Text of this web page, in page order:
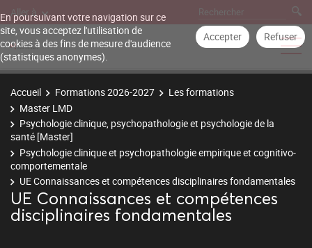
En poursuivant votre navigation sur ce
site, vous acceptez l'utilisation de
cookies à des fins de mesure d'audience
(statistiques anonymes).
Accepter Refuser
Aller à
Accueil Formations 2026-2027
Les formations
Master LMD
Psychologie clinique, psychopathologie et psychologie de la
santé [Master]
Psychologie clinique et psychopathologie empirique et cognitivo-
comportementale
UE Connaissances et compétences disciplinaires fondamentales
UE Connaissances et compétences
disciplinaires fondamentales